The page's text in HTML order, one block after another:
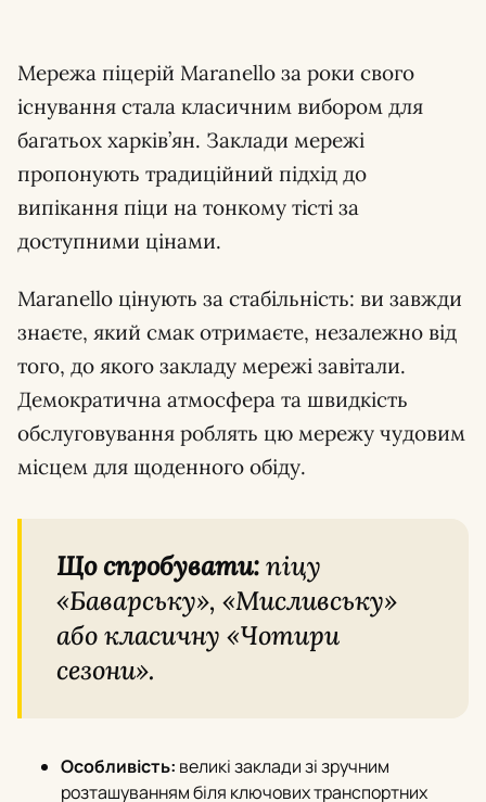
Мережа піцерій Maranello за роки свого
існування стала класичним вибором для
багатьох харків’ян. Заклади мережі
пропонують традиційний підхід до
випікання піци на тонкому тісті за
доступними цінами.
Maranello цінують за стабільність: ви завжди
знаєте, який смак отримаєте, незалежно від
того, до якого закладу мережі завітали.
Демократична атмосфера та швидкість
обслуговування роблять цю мережу чудовим
місцем для щоденного обіду.
Що спробувати:піцу
«Баварську», «Мисливську»
або класичну «Чотири
сезони».
Особливість: великі заклади зі зручним
розташуванням біля ключових транспортних